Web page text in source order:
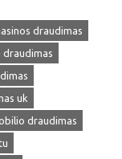
draudimas
uk
draudimas